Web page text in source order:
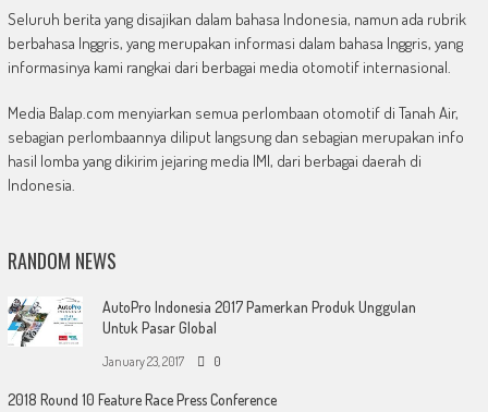
Seluruh berita yang disajikan dalam bahasa Indonesia, namun ada rubrik
berbahasa Inggris, yang merupakan informasi dalam bahasa Inggris, yang
informasinya kami rangkai dari berbagai media otomotif internasional.
Media Balap.com menyiarkan semua perlombaan otomotif di Tanah Air,
sebagian perlombaannya diliput langsung dan sebagian merupakan info
hasil lomba yang dikirim jejaring media IMI, dari berbagai daerah di
Indonesia.
RANDOM NEWS
AutoPro Indonesia 2017 Pamerkan Produk Unggulan
Untuk Pasar Global
January 23, 2017 0
2018 Round 10 Feature Race Press Conference